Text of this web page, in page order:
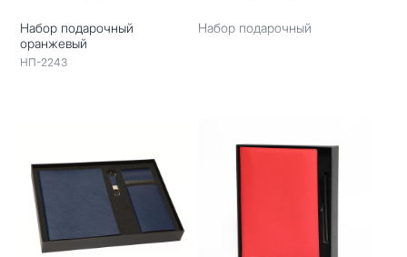
Набор подарочный
оранжевый
НП-2243
Набор подарочный